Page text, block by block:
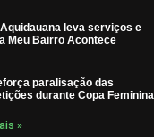
leva serviços e
Meu Bairro Acontece
paralisação das
durante Copa
»